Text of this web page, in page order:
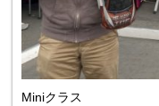
Miniクラス